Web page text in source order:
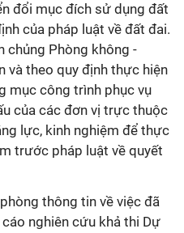
đổi mục đích sử dụng đất
của pháp luật về đất đai.
chủng Phòng không -
và theo quy định thực hiện
mục công trình phục vụ
của các đơn vị trực thuộc
lực, kinh nghiệm để thực
trước pháp luật về quyết
thông tin về việc đã
nghiên cứu khả thi Dự